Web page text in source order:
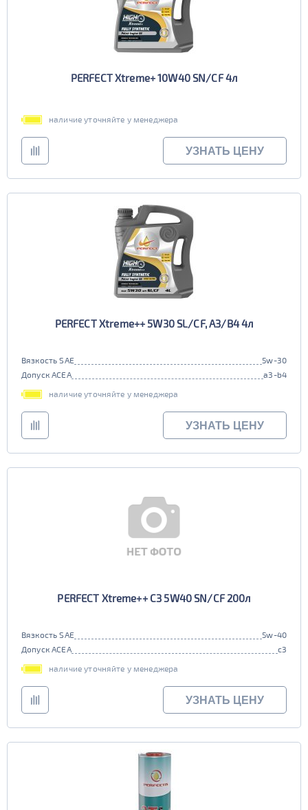
PERFECT Xtreme+ 10W40 SN/CF 4л
наличие уточняйте у менеджера
УЗНАТЬ ЦЕНУ
PERFECT Xtreme++ 5W30 SL/CF, A3/B4 4л
Вязкость SAE
5w-30
Допуск ACEA
a3-b4
наличие уточняйте у менеджера
УЗНАТЬ ЦЕНУ
PERFECT Xtreme++ C3 5W40 SN/CF 200л
Вязкость SAE
5w-40
Допуск ACEA
c3
наличие уточняйте у менеджера
УЗНАТЬ ЦЕНУ